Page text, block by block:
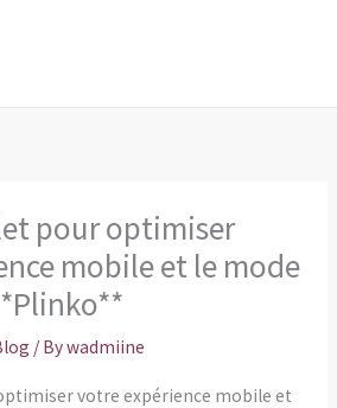
pour optimiser
mobile et le mode
/ Bywadmiine
votre expérience mobile et